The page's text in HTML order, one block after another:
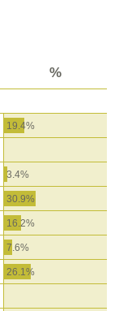
%
19.4%
3.4%
30.9%
16.2%
7.6%
26.1%